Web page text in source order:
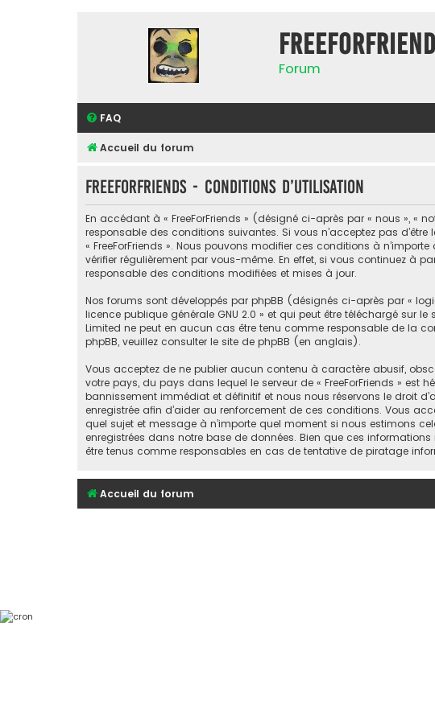
Forum
FAQ
Accueil du forum
FreeForFriends - Conditions d’utilisation
En accédant à « FreeForFriends » (désigné ci-après par « nous », «
responsable des conditions suivantes. Si vous n’acceptez pas
« FreeForFriends ». Nous pouvons modifier ces conditions à
vérifier régulièrement par vous-même. En effet, si vous continuez à
responsable des conditions modifiées et mises à jour.
Nos forums sont développés par phpBB (désignés ci-après par «
licence publique générale GNU 2.0 » et qui peut être téléchargé sur le
Limited ne peut en aucun cas être tenu comme responsable de la
phpBB, veuillez consulter le site de phpBB (en anglais).
Vous acceptez de ne publier aucun contenu à caractère abusif,
votre pays, du pays dans lequel le serveur de « FreeForFriends »
bannissement immédiat et définitif et nous nous réservons le droit
enregistrée afin d’aider au renforcement de ces conditions. Vous
quel sujet et message à n’importe quel moment si nous estimons
enregistrées dans notre base de données. Bien que ces
être tenus comme responsables en cas de tentative de piratage
Accueil du forum